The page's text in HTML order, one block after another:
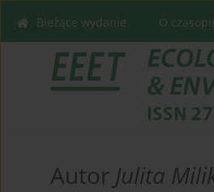
Bieżące wydanie O
Autor Julita